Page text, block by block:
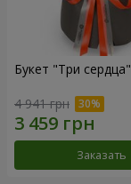
Букет "Три сердца"
4 941 грн
Заказать